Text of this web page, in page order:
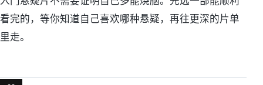
看完的，等你知道自己喜欢哪种悬疑，再往更深的片单
里走。